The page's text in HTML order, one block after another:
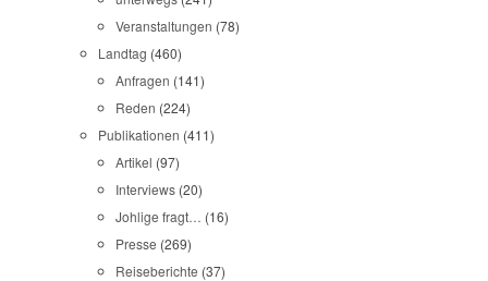
Veranstaltungen (78)
Landtag (460)
Anfragen (141)
Reden (224)
Publikationen (411)
Artikel (97)
Interviews (20)
Johlige fragt… (16)
Presse (269)
Reiseberichte (37)